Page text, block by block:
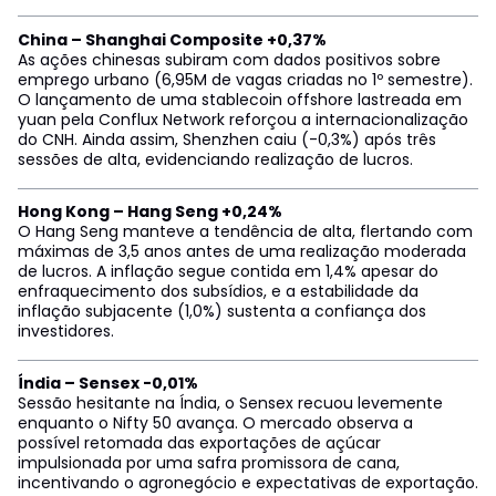
China – Shanghai Composite +0,37%
As ações chinesas subiram com dados positivos sobre
emprego urbano (6,95M de vagas criadas no 1º semestre).
O lançamento de uma stablecoin offshore lastreada em
yuan pela Conflux Network reforçou a internacionalização
do CNH. Ainda assim, Shenzhen caiu (-0,3%) após três
sessões de alta, evidenciando realização de lucros.
Hong Kong – Hang Seng +0,24%
O Hang Seng manteve a tendência de alta, flertando com
máximas de 3,5 anos antes de uma realização moderada
de lucros. A inflação segue contida em 1,4% apesar do
enfraquecimento dos subsídios, e a estabilidade da
inflação subjacente (1,0%) sustenta a confiança dos
investidores.
Índia – Sensex -0,01%
Sessão hesitante na Índia, o Sensex recuou levemente
enquanto o Nifty 50 avança. O mercado observa a
possível retomada das exportações de açúcar
impulsionada por uma safra promissora de cana,
incentivando o agronegócio e expectativas de exportação.